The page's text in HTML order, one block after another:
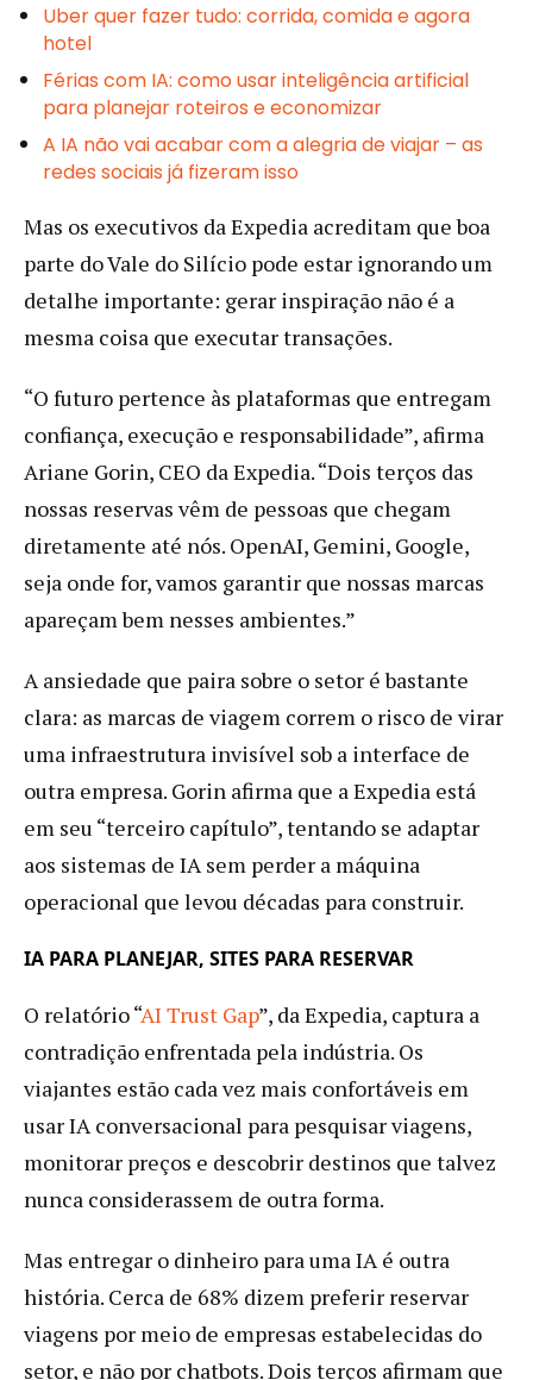
Uber quer fazer tudo: corrida, comida e agora
hotel
Férias com IA: como usar inteligência artificial
para planejar roteiros e economizar
A IA não vai acabar com a alegria de viajar – as
redes sociais já fizeram isso
Mas os executivos da Expedia acreditam que boa
parte do Vale do Silício pode estar ignorando um
detalhe importante: gerar inspiração não é a
mesma coisa que executar transações.
“O futuro pertence às plataformas que entregam
confiança, execução e responsabilidade”, afirma
Ariane Gorin, CEO da Expedia. “Dois terços das
nossas reservas vêm de pessoas que chegam
diretamente até nós. OpenAI, Gemini, Google,
seja onde for, vamos garantir que nossas marcas
apareçam bem nesses ambientes.”
A ansiedade que paira sobre o setor é bastante
clara: as marcas de viagem correm o risco de virar
uma infraestrutura invisível sob a interface de
outra empresa. Gorin afirma que a Expedia está
em seu “terceiro capítulo”, tentando se adaptar
aos sistemas de IA sem perder a máquina
operacional que levou décadas para construir.
IA PARA PLANEJAR, SITES PARA RESERVAR
O relatório “AI Trust Gap”, da Expedia, captura a
contradição enfrentada pela indústria. Os
viajantes estão cada vez mais confortáveis em
usar IA conversacional para pesquisar viagens,
monitorar preços e descobrir destinos que talvez
nunca considerassem de outra forma.
Mas entregar o dinheiro para uma IA é outra
história. Cerca de 68% dizem preferir reservar
viagens por meio de empresas estabelecidas do
setor, e não por chatbots. Dois terços afirmam que